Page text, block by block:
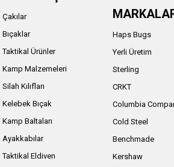
Çakılar
Bıçaklar
Taktikal Ürünler
Kamp Malzemeleri
Silah Kılıfları
Kelebek Bıçak
Kamp Baltaları
Ayakkabılar
Taktikal Eldiven
Haps Bugs
Yerli Üretim
Sterling
CRKT
Columbia
Cold Steel
Benchmade
Kershaw